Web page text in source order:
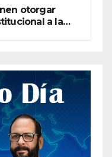
otorgar
a la